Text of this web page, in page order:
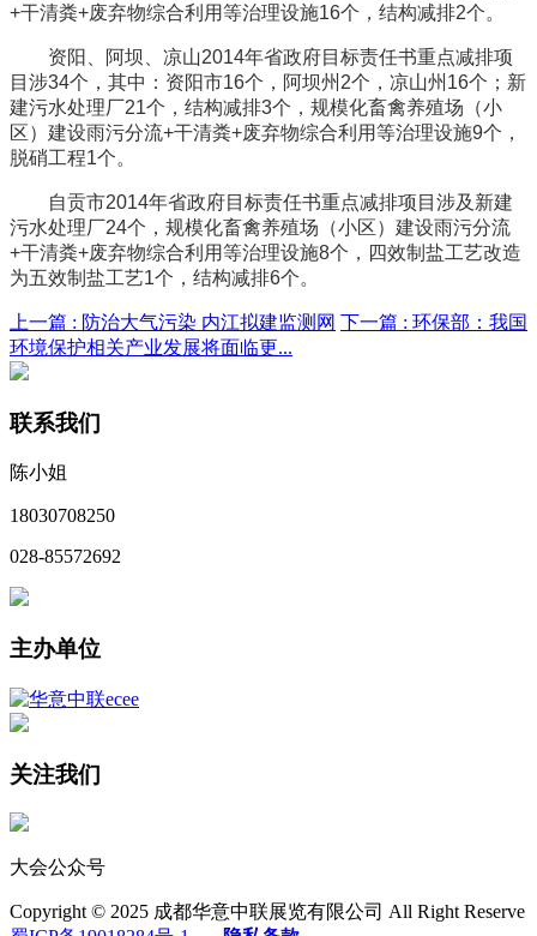
+干清粪+废弃物综合利用等治理设施16个，结构减排2个。
资阳、阿坝、凉山2014年省政府目标责任书重点减排项
目涉34个，其中：资阳市16个，阿坝州2个，凉山州16个；新
建污水处理厂21个，结构减排3个，规模化畜禽养殖场（小
区）建设雨污分流+干清粪+废弃物综合利用等治理设施9个，
脱硝工程1个。
自贡市2014年省政府目标责任书重点减排项目涉及新建
污水处理厂24个，规模化畜禽养殖场（小区）建设雨污分流
+干清粪+废弃物综合利用等治理设施8个，四效制盐工艺改造
为五效制盐工艺1个，结构减排6个。
上一篇 : 防治大气污染 内江拟建监测网 下一篇 : 环保部：我国
环境保护相关产业发展将面临更...
联系我们
陈小姐
18030708250
028-85572692
主办单位
关注我们
大会公众号
Copyright © 2025 成都华意中联展览有限公司 All Right Reserve